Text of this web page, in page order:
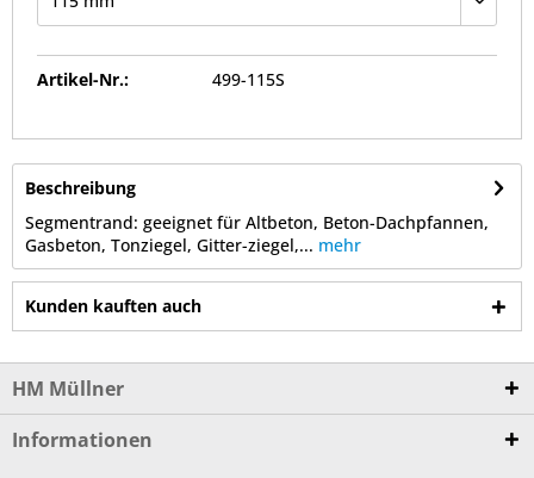
Artikel-Nr.: 499-115S
Beschreibung
Segmentrand: geeignet für Altbeton, Beton-Dachpfannen,
Gasbeton, Tonziegel, Gitter-ziegel,... mehr
Kunden kauften auch
HM Müllner
Informationen